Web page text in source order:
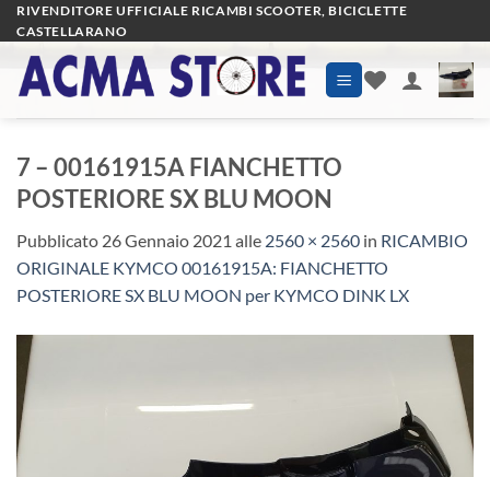
Salta
ai
contenuti
RIVENDITORE UFFICIALE RICAMBI SCOOTER, BICICLETTE
CASTELLARANO
7 – 00161915A FIANCHETTO
POSTERIORE SX BLU MOON
Pubblicato 26 Gennaio 2021 alle 2560 × 2560 in RICAMBIO
ORIGINALE KYMCO 00161915A: FIANCHETTO
POSTERIORE SX BLU MOON per KYMCO DINK LX